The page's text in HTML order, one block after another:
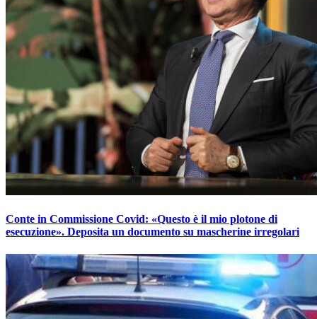
Conte in Commissione Covid: «Questo è il mio plotone di
esecuzione». Deposita un documento su mascherine irregolari